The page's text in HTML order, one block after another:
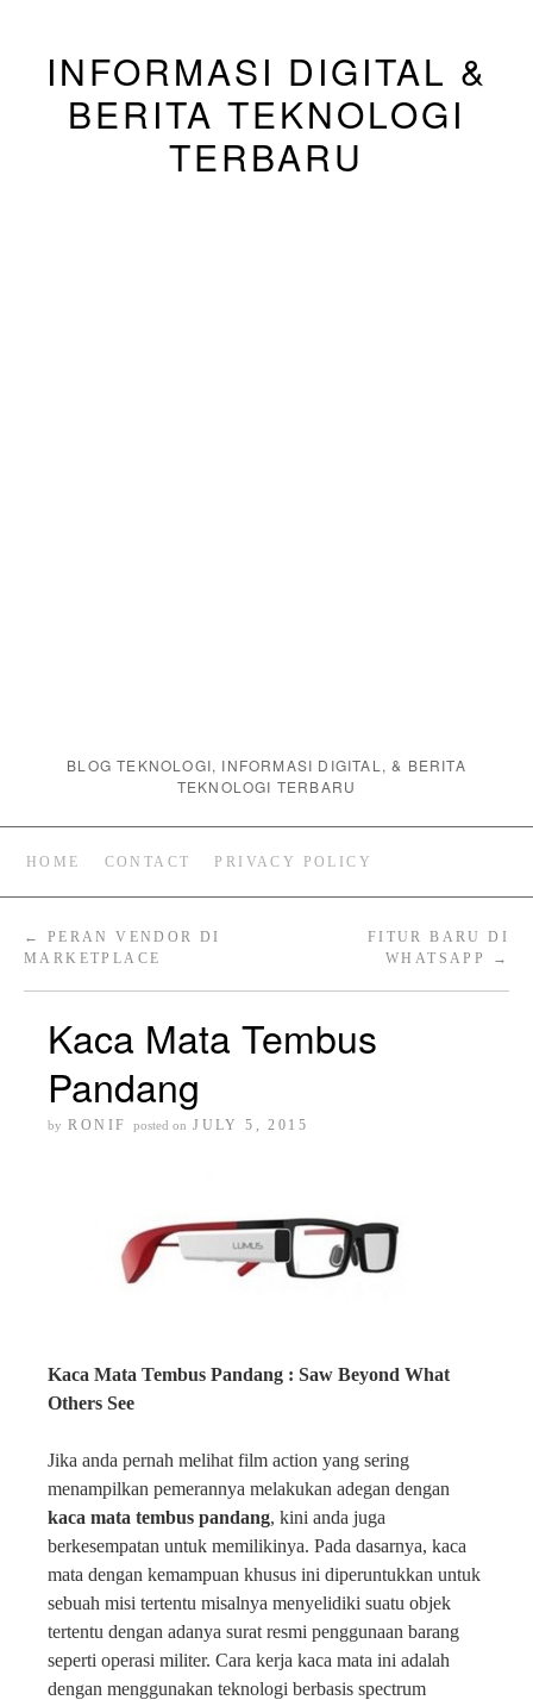
INFORMASI DIGITAL &
BERITA TEKNOLOGI
TERBARU
BLOG TEKNOLOGI, INFORMASI DIGITAL, & BERITA
TEKNOLOGI TERBARU
HOME CONTACT PRIVACY POLICY
←
PERAN VENDOR DI
MARKETPLACE
FITUR BARU DI
WHATSAPP
→
Kaca Mata Tembus
Pandang
by RONIF posted on JULY 5, 2015
Kaca Mata Tembus Pandang : Saw Beyond What
Others See
Jika anda pernah melihat film action yang sering
menampilkan pemerannya melakukan adegan dengan
kaca mata tembus pandang, kini anda juga
berkesempatan untuk memilikinya. Pada dasarnya, kaca
mata dengan kemampuan khusus ini diperuntukkan untuk
sebuah misi tertentu misalnya menyelidiki suatu objek
tertentu dengan adanya surat resmi penggunaan barang
seperti operasi militer. Cara kerja kaca mata ini adalah
dengan menggunakan teknologi berbasis spectrum